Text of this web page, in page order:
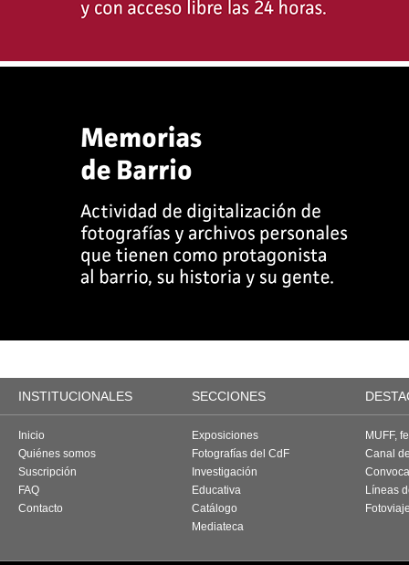
INSTITUCIONALES SECCIONES
Inicio
Quiénes somos
Suscripción
FAQ
Contacto
Exposiciones
Fotografías del CdF
Investigación
Educativa
Catálogo
Mediateca
MUFF,
Canal
Líneas